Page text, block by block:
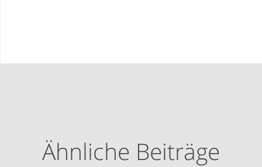
Ähnliche Beiträge